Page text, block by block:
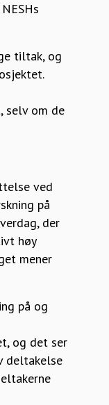
tiltak, og
selv om de
ved
på
der
høy
mener
på og
og det ser
deltakelse